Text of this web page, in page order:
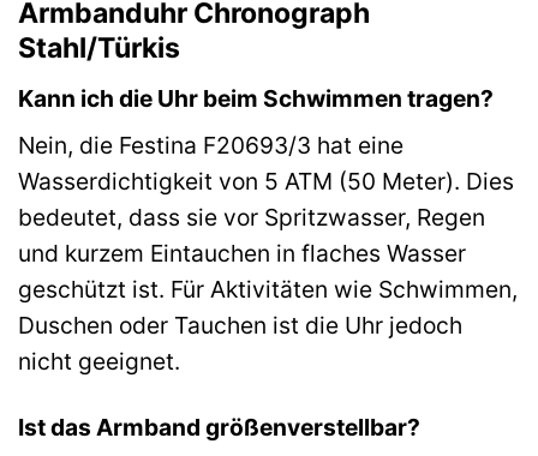
Armbanduhr Chronograph
Stahl/Türkis
Kann ich die Uhr beim Schwimmen tragen?
Nein, die Festina F20693/3 hat eine
Wasserdichtigkeit von 5 ATM (50 Meter). Dies
bedeutet, dass sie vor Spritzwasser, Regen
und kurzem Eintauchen in flaches Wasser
geschützt ist. Für Aktivitäten wie Schwimmen,
Duschen oder Tauchen ist die Uhr jedoch
nicht geeignet.
Ist das Armband größenverstellbar?